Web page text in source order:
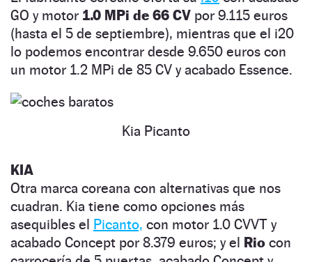
GO y motor 1.0 MPi de 66 CV por 9.115 euros
(hasta el 5 de septiembre), mientras que el i20
lo podemos encontrar desde 9.650 euros con
un motor 1.2 MPi de 85 CV y acabado Essence.
Kia Picanto
KIA
Otra marca coreana con alternativas que nos
cuadran. Kia tiene como opciones más
asequibles el Picanto, con motor 1.0 CVVT y
acabado Concept por 8.379 euros; y el Rio con